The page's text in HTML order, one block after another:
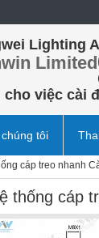
Lighting
Limited
cho việc cài
tôi
cáp treo nhanh
thống cáp